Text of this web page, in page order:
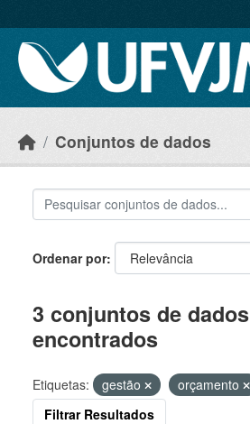
Conjuntos de dados
Ordenar por
3 conjuntos de dados
encontrados
Etiquetas: gestão
orçamento
Filtrar Resultados